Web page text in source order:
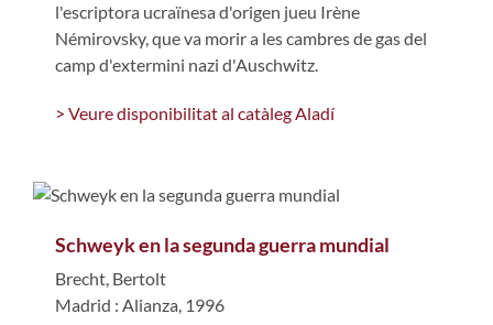
l'escriptora ucraïnesa d'origen jueu Irène
Némirovsky, que va morir a les cambres de gas del
camp d'extermini nazi d'Auschwitz.
> Veure disponibilitat al catàleg Aladí
Schweyk en la segunda guerra mundial
Brecht, Bertolt
Madrid : Alianza, 1996